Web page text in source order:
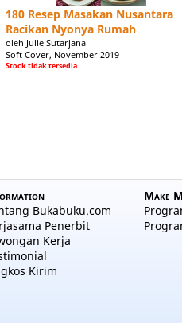
180 Resep Masakan Nusantara
Racikan Nyonya Rumah
oleh Julie Sutarjana
Soft Cover, November 2019
Stock tidak tersedia
Bukabuku.com
Penerbit
Kerja
Kirim
Make